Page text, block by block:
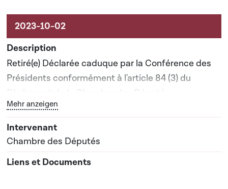
Retiré(e) Déclarée caduque par la Conférence des
Présidents conformément à l'article 84 (3) du
Règlement de la Chambre des Députés
Bouton graphique servant à afficher ou cacher tous
Mehr anzeigen
Chambre des Députés